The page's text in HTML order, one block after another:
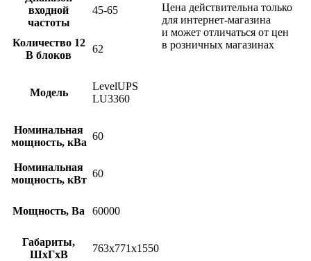
Цена действительна только
для интернет-магазина
и может отличаться от цен
в розничных магазинах
входной
частоты
45-65
Количество 12
В блоков
62
Модель
LevelUPS
LU3360
Номинальная
мощность, кВа
60
Номинальная
мощность, кВт
60
Мощность, Ва 60000
Габариты,
ШхГхВ
763x771x1550